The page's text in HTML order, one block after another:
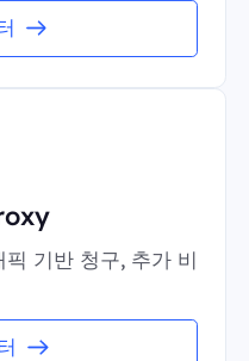
기반 청구, 추가 비